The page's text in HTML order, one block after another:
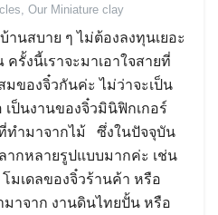
, Our Miniature clay
านสบาย ๆ ไม่ต้องลงทุนเยอะ
รั้งนี้เราจะมาเอาใจสายที่
ของจิ๋วกันค่ะ ไม่ว่าจะเป็น
ป็นงานของจิ๋วมินิฟิกเกอร์
ทำมาจากไม้ ซึ่งในปัจจุบัน
ากหลายรูปแบบมากค่ะ เช่น
มเดลของจิ๋วร้านค้า หรือ
าจาก งานดินไทยปั้น หรือ